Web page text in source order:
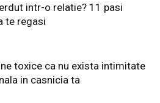
intr-o relatie? 11 pasi
te regasi
toxice ca nu exista intimitate
in casnicia ta